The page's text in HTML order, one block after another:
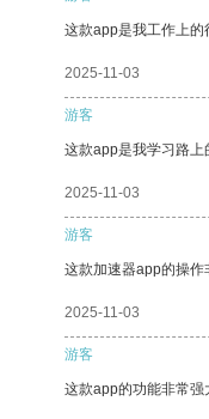
这款app是我工作上的
2025-11-03
游客
这款app是我学习路上
2025-11-03
游客
这款加速器app的操作
2025-11-03
游客
这款app的功能非常强